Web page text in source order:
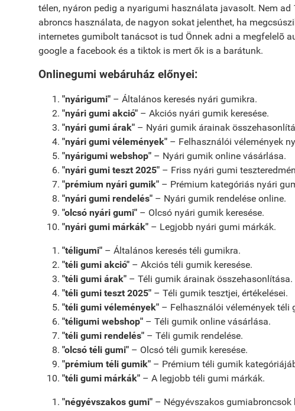
télen, nyáron pedig a nyarigumi használata javasolt. Nem
abroncs használata, de nagyon sokat jelenthet, ha
internetes gumibolt tanácsot is tud Önnek adni a megfelelõ
google a facebook és a tiktok is mert ők is a barátunk.
Onlinegumi webáruház előnyei:
"nyárigumi"– Általános keresés nyári gumikra.
"nyári gumi akció"– Akciós nyári gumik keresése.
"nyári gumi árak"– Nyári gumik árainak
"nyári gumi vélemények"– Felhasználói vélemények
"nyárigumi webshop"– Nyári gumik online vásárlása.
"nyári gumi teszt 2025"– Friss nyári gumi
"prémium nyári gumik"– Prémium kategóriás nyári
"nyári gumi rendelés"– Nyári gumik rendelése online.
"olcsó nyári gumi"– Olcsó nyári gumik keresése.
"nyári gumi márkák"– Legjobb nyári gumi márkák.
"téligumi"– Általános keresés téli gumikra.
"téli gumi akció"– Akciós téli gumik keresése.
"téli gumi árak"– Téli gumik árainak összehasonlítása.
"téli gumi teszt 2025"– Téli gumik tesztjei, értékelései.
"téli gumi vélemények"– Felhasználói vélemények téli
"téligumi webshop"– Téli gumik online vásárlása.
"téli gumi rendelés"– Téli gumik rendelése.
"olcsó téli gumi"– Olcsó téli gumik keresése.
"prémium téli gumik"– Prémium téli gumik
"téli gumi márkák"– A legjobb téli gumi márkák.
"négyévszakos gumi"– Négyévszakos gumiabroncsok